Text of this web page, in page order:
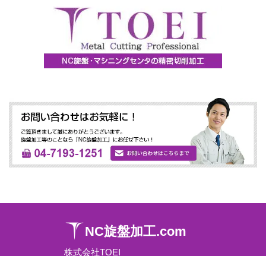
NC旋盤加工.com
株式会社TOEI